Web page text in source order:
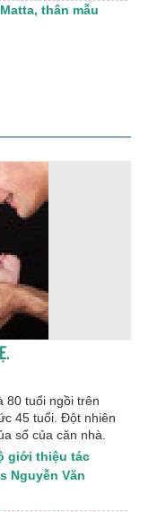
thân mẫu
80 tuổi ngồi trên
45 tuổi. Đột nhiên
sổ của căn nhà.
giới thiệu tác
Nguyễn Văn